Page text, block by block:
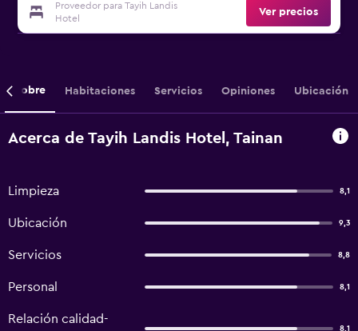
Proveedor para Tayih Landis
Hotel
Ver precios
Sobre Habitaciones Servicios Opiniones Ubicación
Acerca de Tayih Landis Hotel, Tainan
Limpieza 8,1
Ubicación 9,3
Servicios 8,8
Personal 8,1
Relación calidad-
8,1